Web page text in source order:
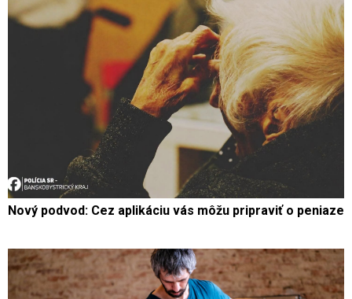
Nový podvod: Cez aplikáciu vás môžu pripraviť o peniaze